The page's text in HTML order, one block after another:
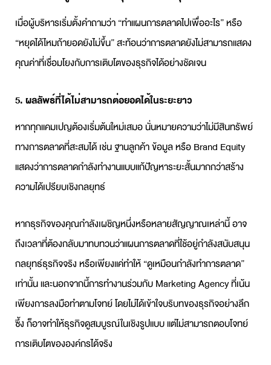
เมื่อผู้บริหารเริ่มตั้งคำถามว่า “ทำแผนการตลาดไปเพื่ออะไร” หรือ
“หยุดได้ไหมถ้ายอดยังไม่ขึ้น” สะท้อนว่าการตลาดยังไม่สามารถแสดง
คุณค่าที่เชื่อมโยงกับการเติบโตของธุรกิจได้อย่างชัดเจน
5. ผลลัพธ์ที่ได้ไม่สามารถต่อยอดได้ในระยะยาว
หากทุกแคมเปญต้องเริ่มต้นใหม่เสมอ นั่นหมายความว่าไม่มีสินทรัพย์
ทางการตลาดที่สะสมได้ เช่น ฐานลูกค้า ข้อมูล หรือ Brand Equity
แสดงว่าการตลาดกำลังทำงานแบบแก้ปัญหาระยะสั้นมากกว่าสร้าง
ความได้เปรียบเชิงกลยุทธ์
หากธุรกิจของคุณกำลังเผชิญหนึ่งหรือหลายสัญญาณเหล่านี้ อาจ
ถึงเวลาที่ต้องกลับมาทบทวนว่าแผนการตลาดที่ใช้อยู่กำลังสนับสนุน
กลยุทธ์ธุรกิจจริง หรือเพียงแค่ทำให้ “ดูเหมือนกำลังทำการตลาด”
เท่านั้น และนอกจากนี้การทำงานร่วมกับMarketing Agencyที่เน้น
เพียงการลงมือทำตามโจทย์ โดยไม่ได้เข้าใจบริบทของธุรกิจอย่างลึก
ซึ้ง ก็อาจทำให้ธุรกิจดูสมบูรณ์ในเชิงรูปแบบ แต่ไม่สามารถตอบโจทย์
การเติบโตขององค์กรได้จริง